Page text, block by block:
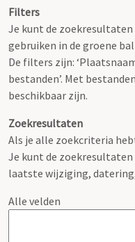
Filters
Je kunt de
gebruiken in de groene
De filters zijn:
bestanden’. Met
beschikbaar zijn.
Zoekresultaten
Als je alle zoekcriteria
Je kunt de
laatste wijziging,
Alle velden